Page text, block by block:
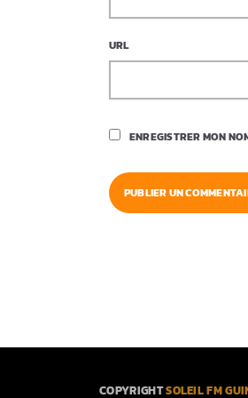
URL
ENREGISTRER MON
COPYRIGHTSOLEIL FM